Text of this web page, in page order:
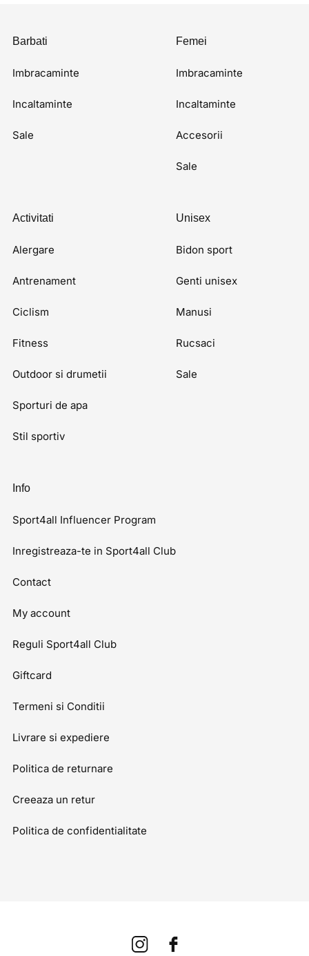
Barbati
Imbracaminte
Incaltaminte
Sale
Femei
Imbracaminte
Incaltaminte
Accesorii
Sale
Activitati
Alergare
Antrenament
Ciclism
Fitness
Outdoor si drumetii
Sporturi de apa
Stil sportiv
Unisex
Bidon sport
Genti unisex
Manusi
Rucsaci
Sale
Info
Sport4all Influencer Program
Inregistreaza-te in Sport4all Club
Contact
My account
Reguli Sport4all Club
Giftcard
Termeni si Conditii
Livrare si expediere
Politica de returnare
Creeaza un retur
Politica de confidentialitate